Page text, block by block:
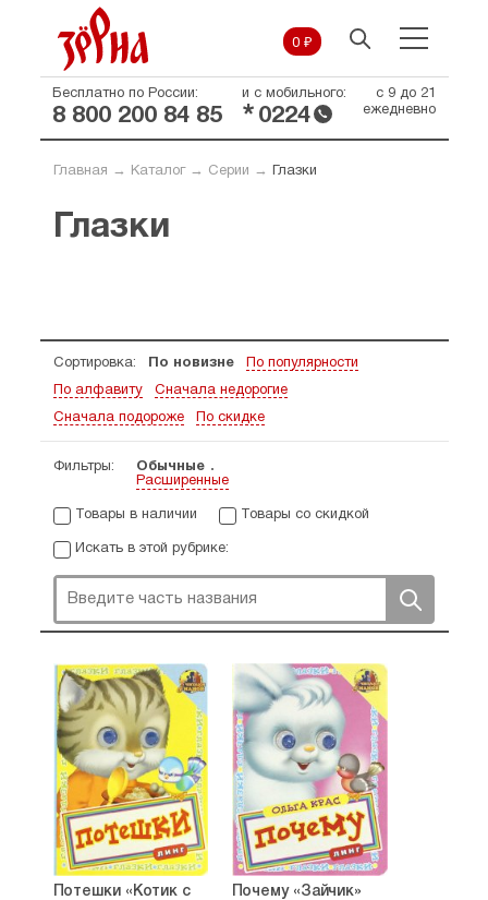
0 ₽
Бесплатно по России:
8 800 200 84 85
и с мобильного:
* 0224
с 9 до 21
ежедневно
Главная → Каталог→ Серии → Глазки
Глазки
Сортировка: По новизне По популярности
По алфавиту Сначала недорогие
Сначала подороже По скидке
Фильтры:
Обычные
Расширенные
Товары в наличии Товары со скидкой
Искать в этой рубрике:
Потешки «Котик с
Почему «Зайчик»